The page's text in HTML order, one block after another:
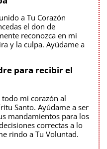
a Tu Corazón
el don de
reconozca en mi
y la culpa. Ayúdame a
para recibir el
mi corazón al
Santo. Ayúdame a ser
mandamientos para los
correctas a lo
rindo a Tu Voluntad.